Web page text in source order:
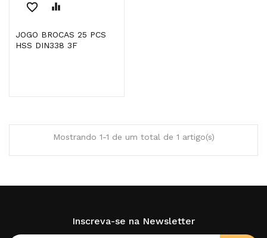
favorite_border equalizer
JOGO BROCAS 25 PCS
HSS DIN338 3F
Mostrando 1-1 de um total de 1 artigo(s)
Inscreva-se na Newsletter